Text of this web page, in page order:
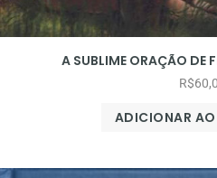
A SUBLIME ORAÇÃO DE
R$
ADICIONAR